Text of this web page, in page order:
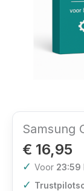
Samsung
€ 16,95
✓ Voor 23:59
✓